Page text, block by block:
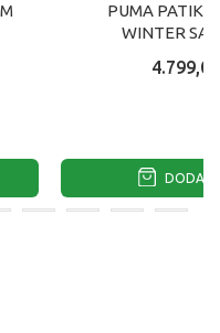
PUMA PATIKE
WINTER
4.799,00
DODAJ